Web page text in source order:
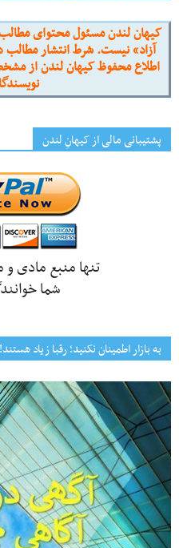
کیهان لندن مسئول محتوای
آزاد» نیست. شرط انتشار مطالب
اطلاع محفوظ کیهان لندن از
پشتیبانی مالی از کیهانِ لندن
تنها منبع مادی
شما
به بازار اطمینان نکنید؛ رقبا زیاد هستند!